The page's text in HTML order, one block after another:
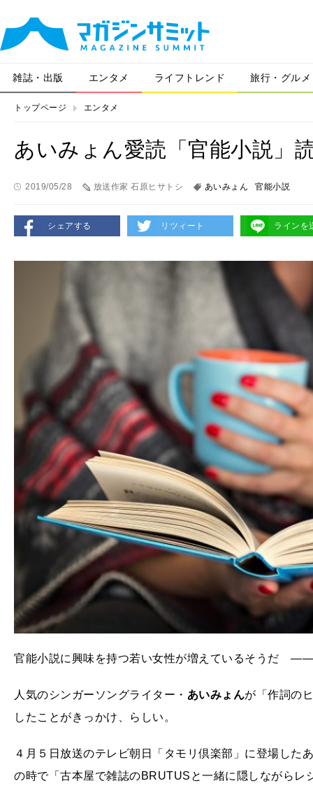
雑誌・出版 エンタメ ライフトレンド 旅行・グルメ
トップページ エンタメ
あいみょん愛読「官能小説」
2019/05/28 放送作家 石原ヒサトシ あいみょん 官能小説
シェアする リツィート ラインを
官能小説に興味を持つ若い女性が増えているそう
人気のシンガーソングライター・ あいみょんが「作詞の
したことがきっかけ、らしい。
４月５日放送のテレビ朝日「タモリ倶楽部」に登場した
の時で「古本屋で雑誌のBRUTUSと一緒に隠しながらレ